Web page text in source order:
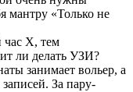
мантру «Только не
час Х, тем
ли делать УЗИ?
занимает вольер, а
За пару-